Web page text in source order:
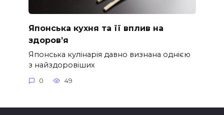
Японська кухня та її вплив на
здоров’я
Японська кулінарія давно визнана однією
з найздоровіших
0 49